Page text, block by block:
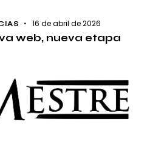
16 de abril de 2026
web, nueva etapa